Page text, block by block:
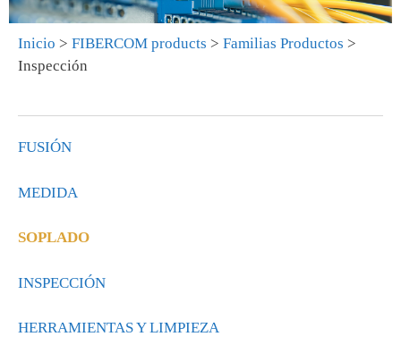
Inicio > FIBERCOM products > Familias Productos >
Inspección
FUSIÓN
MEDIDA
SOPLADO
INSPECCIÓN
HERRAMIENTAS Y LIMPIEZA